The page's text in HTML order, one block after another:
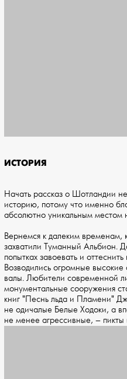
ИСТОРИЯ
Начать рассказ о Шотландии
историю, потому что именно
абсолютно уникальным местом
Вернемся к далеким временам,
захватили Туманный Альбион.
попытках завоевать и
Возводились огромные
валы. Любители современной
монументальные сооружения
книг "Песнь льда и Пламени"
не одичалые Белые Ходоки, а
не менее агрессивные, – пикты